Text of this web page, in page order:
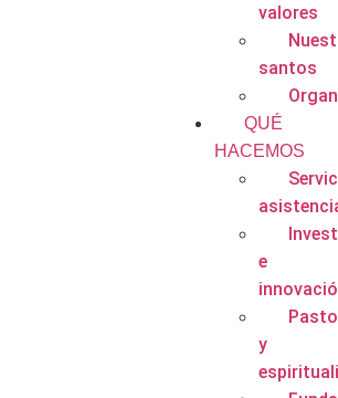
valores
santos
QUÉ
HACEMOS
e
y